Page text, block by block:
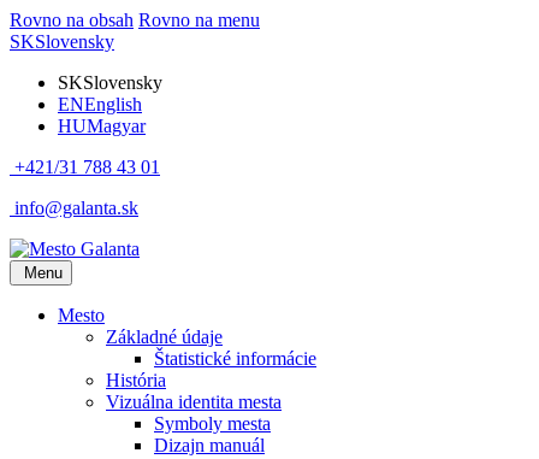
Rovno na obsah Rovno na menu
SKSlovensky
SKSlovensky
ENEnglish
HUMagyar
+421/31 788 43 01
info@galanta.sk
Menu
Mesto
Základné údaje
Štatistické informácie
História
Vizuálna identita mesta
Symboly mesta
Dizajn manuál